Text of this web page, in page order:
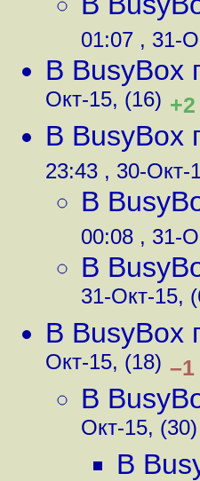
01:07 , 31-
В BusyBox
Окт-15, (16) +2
В BusyBox
23:43 , 30-Окт-
В
00:08 , 31-
В
31-Окт-15,
В BusyBox
Окт-15, (18) –1
В
Окт-15, (30)
В